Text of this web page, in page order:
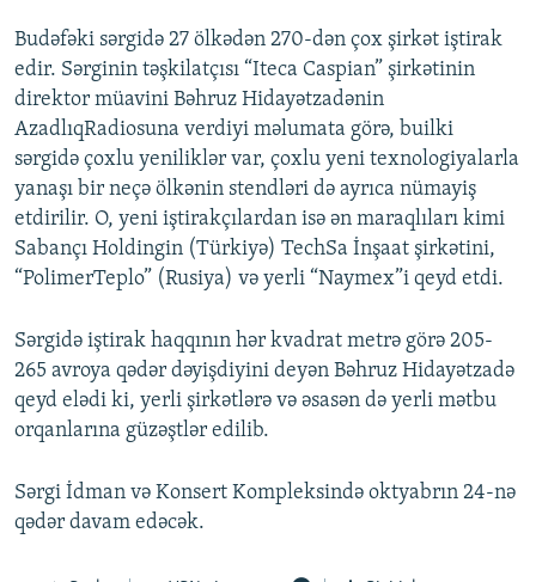
FOTOQALEREYA
İNFOQRAFIKA
OXU ZALI
AZƏRBAYCAN ƏDƏBIYYATI KITABXANASI
İZ - MƏDƏNIYYƏT PROQRAMI
HAQQIMIZDA
MISSIYAMIZ
PEŞƏ ETIKASI VƏ JURNALISTIKA STANDARTLARIMIZ
MATERIALLARIMIZDAN ISTIFADƏ
AZADLIQRADIOSU MOBIL TELEFONUNUZDA
BIZIMLƏ ƏLAQƏ
XƏBƏR BÜLLETENLƏRIMIZ
BIZI IZLƏ
RFE/RL-in bütün saytları
Budəfəki sərgidə 27 ölkədən 270-dən çox şirkət iştirak
edir. Sərginin təşkilatçısı “Iteca Caspian” şirkətinin
direktor müavini Bəhruz Hidayətzadənin
AzadlıqRadiosuna verdiyi məlumata görə, builki
sərgidə çoxlu yeniliklər var, çoxlu yeni texnologiyalarla
yanaşı bir neçə ölkənin stendləri də ayrıca nümayiş
etdirilir. O, yeni iştirakçılardan isə ən maraqlıları kimi
Sabançı Holdingin (Türkiyə) TechSa İnşaat şirkətini,
“PolimerTeplo” (Rusiya) və yerli “Naymex”i qeyd etdi.
Sərgidə iştirak haqqının hər kvadrat metrə görə 205-
265 avroya qədər dəyişdiyini deyən Bəhruz Hidayətzadə
qeyd elədi ki, yerli şirkətlərə və əsasən də yerli mətbu
orqanlarına güzəştlər edilib.
Sərgi İdman və Konsert Kompleksində oktyabrın 24-nə
qədər davam edəcək.